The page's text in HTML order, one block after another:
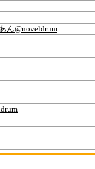
ん@noveldrum